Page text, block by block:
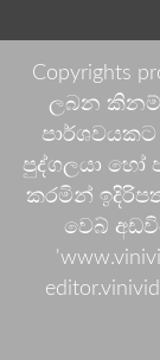
Copyrights
ලබන කිනම්
පුද්ගලයා හෝ
කරමින්
වෙබ්